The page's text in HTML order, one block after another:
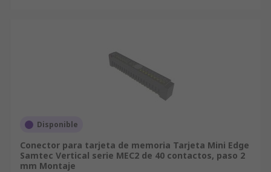
Disponible
Conector para tarjeta de memoria Tarjeta Mini Edge
Samtec Vertical serie MEC2 de 40 contactos, paso 2
mm Montaje